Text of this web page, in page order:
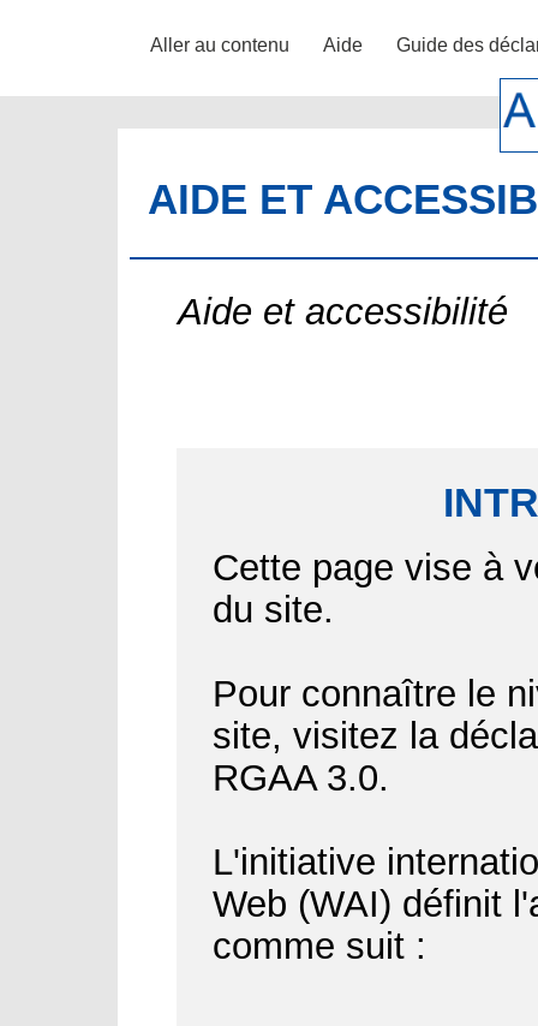
Aller au contenu Aide Guide des
AIDE ET
Aide et accessibilité
Cette page vise à
du site.
Pour connaître le
site, visitez la
RGAA 3.0.
L'initiative
Web (WAI) définit
comme suit :